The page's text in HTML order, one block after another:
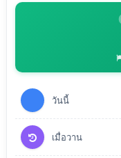
วันนี้
เมื่อวาน